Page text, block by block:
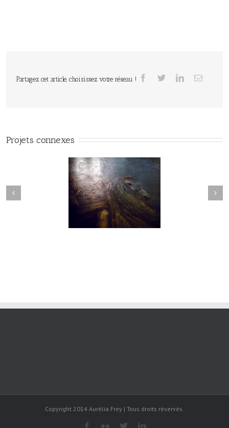
Partagez cet article, choisissez votre réseau !
Projets connexes
sur les musées
Copyright 2014 Aurélia Frey | Tous droits réservés.